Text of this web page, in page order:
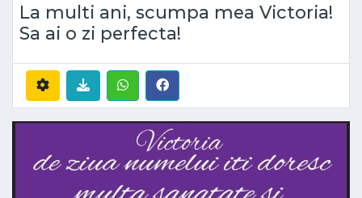
La multi ani, scumpa mea Victoria!
Sa ai o zi perfecta!